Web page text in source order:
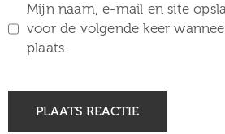
Mijn naam, e-mail en site
voor de volgende keer
plaats.